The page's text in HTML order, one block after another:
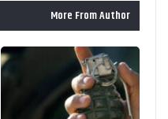
More From Author